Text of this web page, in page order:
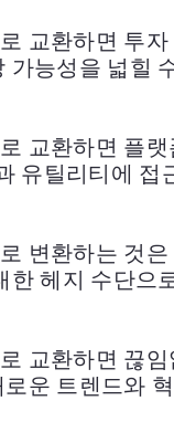
교환하면 투자
가능성을 넓힐
교환하면 플랫
유틸리티에 접
변환하는 것은
한 헤지 수단으
교환하면 끊임
운 트렌드와